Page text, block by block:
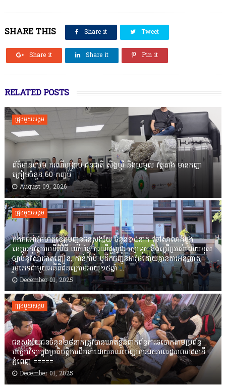
SHARE THIS Share it Tweet
Share it Share it Pin it
RELATED POSTS
ជ្រុងមួយសង្គម
ព័ត៌មានបឋម ករណីបង្ក្រាប ជនជាតិ សិង្ហបុរី និងប្រមូល វត្ថុតាង មានកញ្ឆា
ក្រៀមចំនួន 60 កញ្ចប់
August 09, 2026
ជ្រុងមួយសង្គម
កងរាជឣាវុធហត្ថខេត្តបញ្ជូនជនសង្ស័យ ចំនួន១៤នាក់ ទៅសាលាដំបូង
ខេត្តឣនុវត្តតាមនីតិវិធី ពាក់ព័ន្ធ ករណីជួញដូរ រក្សាទុក និងប្រើប្រាស់ដោយខុស
ច្បាប់នូវសារធាតុញៀន, កាន់កាប់ ឬដឹកជញ្ជូនអាវុធដោយគ្មានការអនុញ្ញាត,
រួមភេទជាមួយអនីតិជនក្រោមអាយុ១៥ឆ្នាំ ...
December 01, 2025
ជ្រុងមួយសង្គម
ជនសង្ស័យជនចំនួន២៨នាក់ត្រូវបានឃាត់ខ្លួនពាក់ព័ន្ធការឆបោកតាមប្រព័ន្ធ
បច្ចេកវិទ្យាក្នុងប្រតិបត្តិការដឹកនាំដោយគណៈបញ្ជាការឯកភាពរដ្ឋបាលរាជធានី
ភ្នំពេញ ‎=====
December 01, 2025